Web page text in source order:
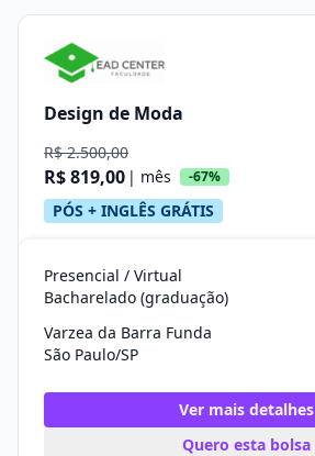
Design de Moda
R$ 2.500,00
R$ 819,00 | mês -67%
PÓS + INGLÊS GRÁTIS
Presencial / Virtual
Bacharelado (graduação)
Varzea da Barra Funda
São Paulo/SP
Ver mais detalhes
Quero esta bolsa